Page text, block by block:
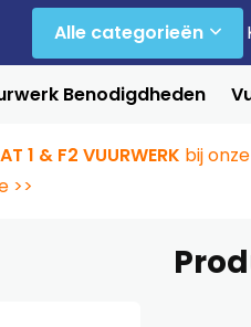
Alle categorieën
Benodigdheden
1 & F2 VUURWERK bij onze
>>